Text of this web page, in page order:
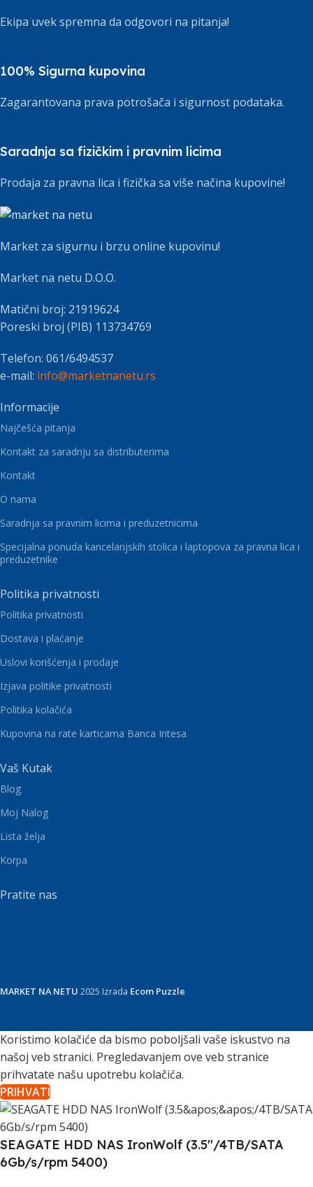
Ekipa uvek spremna da odgovori na pitanja!
100% Sigurna kupovina
Zagarantovana prava potrošača i sigurnost podataka.
Saradnja sa fizičkim i pravnim licima
Prodaja za pravna lica i fizička sa više načina kupovine!
Market za sigurnu i brzu online kupovinu!
Market na netu D.O.O.
Matični broj: 21919624
Poreski broj (PIB) 113734769
Telefon: 061/6494537
e-mail: info@marketnanetu.rs
Informacije
Najčešća pitanja
Kontakt za saradnju sa distributerima
Kontakt
O nama
Saradnja sa pravnim licima i preduzetnicima
Specijalna ponuda kancelarijskih stolica i laptopova za pravna lica i
preduzetnike
Politika privatnosti
Politika privatnosti
Dostava i plaćanje
Uslovi korišćenja i prodaje
Izjava politike privatnosti
Politika kolačića
Kupovina na rate karticama Banca Intesa
Vaš Kutak
Blog
Moj Nalog
Lista želja
Korpa
Pratite nas
MARKET NA NETU 2025 Izrada Ecom Puzzle
Koristimo kolačiće da bismo poboljšali vaše iskustvo na
našoj veb stranici. Pregledavanjem ove veb stranice
prihvatate našu upotrebu kolačića.
PRIHVATI
SEAGATE HDD NAS IronWolf (3.5''/4TB/SATA
6Gb/s/rpm 5400)